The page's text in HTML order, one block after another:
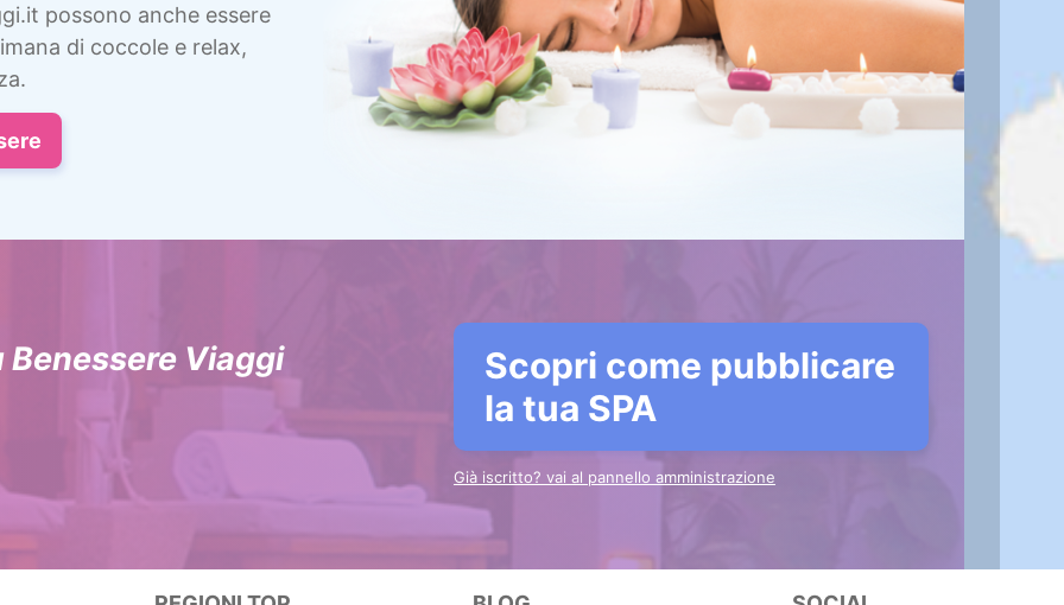
possono anche essere
di coccole e relax,
Benessere Viaggi
Scopri come pubblicare
la tua SPA
Già iscritto? vai al pannello amministrazione